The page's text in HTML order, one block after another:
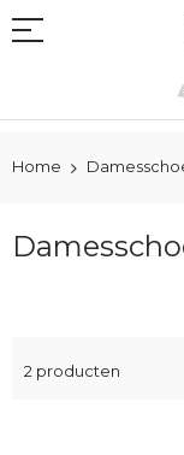
naar
Home
2 producten